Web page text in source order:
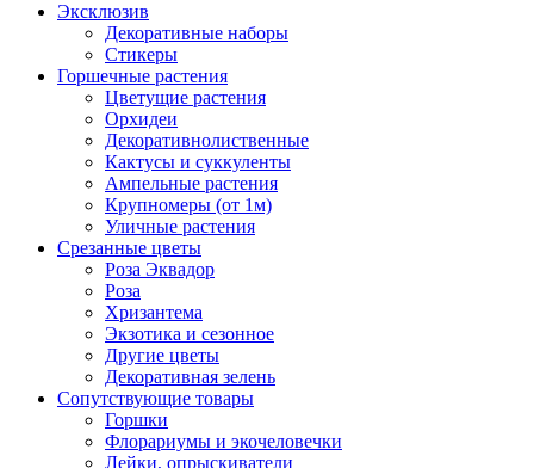
Эксклюзив
Декоративные наборы
Стикеры
Горшечные растения
Цветущие растения
Орхидеи
Декоративнолиственные
Кактусы и суккуленты
Ампельные растения
Крупномеры (от 1м)
Уличные растения
Срезанные цветы
Роза Эквадор
Роза
Хризантема
Экзотика и сезонное
Другие цветы
Декоративная зелень
Сопутствующие товары
Горшки
Флорариумы и экочеловечки
Лейки, опрыскиватели